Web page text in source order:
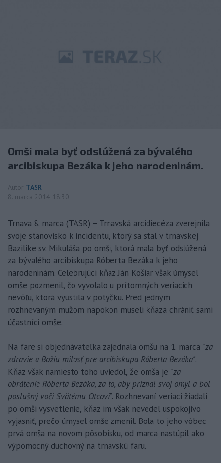
Omši mala byť odslúžená za bývalého
arcibiskupa Bezáka k jeho narodeninám.
Autor TASR
8. marca 2014 18:30
Trnava 8. marca (TASR) – Trnavská arcidiecéza zverejnila
svoje stanovisko k incidentu, ktorý sa stal v trnavskej
Bazilike sv. Mikuláša po omši, ktorá mala byť odslúžená
za bývalého arcibiskupa Róberta Bezáka k jeho
narodeninám. Celebrujúci kňaz Ján Košiar však úmysel
omše pozmenil, čo vyvolalo u prítomných veriacich
nevôľu, ktorá vyústila v potýčku. Pred jedným
rozhnevaným mužom napokon museli kňaza chrániť sami
účastníci omše.
Na fare si objednávateľka zajednala omšu na 1. marca "za
zdravie a Božiu milosť pre arcibiskupa Róberta Bezáka".
Kňaz však namiesto toho uviedol, že omša je "za
obrátenie Róberta Bezáka, za to, aby priznal svoj omyl a bol
poslušný voči Svätému Otcovi". Rozhnevaní veriaci žiadali
po omši vysvetlenie, kňaz im však nevedel uspokojivo
vyjasniť, prečo úmysel omše zmenil. Bola to jeho vôbec
prvá omša na novom pôsobisku, od marca nastúpil ako
výpomocný duchovný na trnavskú faru.